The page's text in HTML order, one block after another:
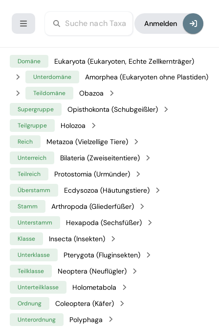
Anmelden
Domäne Eukaryota (Eukaryoten, Echte Zellkernträger)
Unterdomäne Amorphea (Eukaryoten ohne Plastiden)
Teildomäne Obazoa
Supergruppe Opisthokonta (Schubgeißler)
Teilgruppe Holozoa
Reich Metazoa (Vielzellige Tiere)
Unterreich Bilateria (Zweiseitentiere)
Teilreich Protostomia (Urmünder)
Überstamm Ecdysozoa (Häutungstiere)
Stamm Arthropoda (Gliederfüßer)
Unterstamm Hexapoda (Sechsfüßer)
Klasse Insecta (Insekten)
Unterklasse Pterygota (Fluginsekten)
Teilklasse Neoptera (Neuflügler)
Unterteilklasse Holometabola
Ordnung Coleoptera (Käfer)
Unterordnung Polyphaga